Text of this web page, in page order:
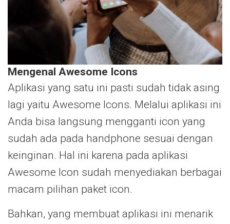
Mengenal Awesome Icons
Aplikasi yang satu ini pasti sudah tidak asing
lagi yaitu Awesome Icons. Melalui aplikasi ini
Anda bisa langsung mengganti icon yang
sudah ada pada handphone sesuai dengan
keinginan. Hal ini karena pada aplikasi
Awesome Icon sudah menyediakan berbagai
macam pilihan paket icon.
Bahkan, yang membuat aplikasi ini menarik